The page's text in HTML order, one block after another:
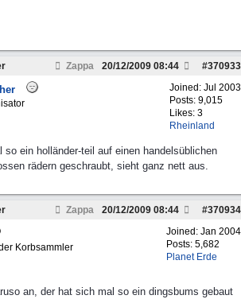
Zappa #370933
20/12/2009 08:44
Joined: Jul 2003
Posts: 9,015
Likes: 3
Rheinland
ein holländer-teil auf einen handelsüblichen
rädern geschraubt, sieht ganz nett aus.
Zappa #370934
20/12/2009 08:44
Joined: Jan 2004
Posts: 5,682
Planet Erde
Korbsammler
an, der hat sich mal so ein dingsbums gebaut